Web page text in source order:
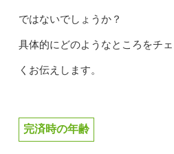
ではないでしょうか？
具体的にどのようなところをチ
くお伝えします。
完済時の年齢